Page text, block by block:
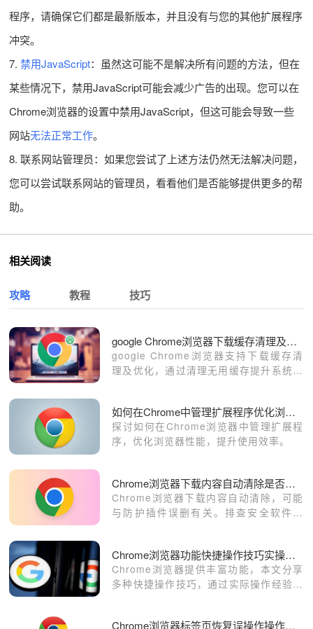
程序，请确保它们都是最新版本，并且没有与您的其他扩展程序
冲突。
7. 禁用JavaScript：虽然这可能不是解决所有问题的方法，但在
某些情况下，禁用JavaScript可能会减少广告的出现。您可以在
Chrome浏览器的设置中禁用JavaScript，但这可能会导致一些
网站无法正常工作。
8. 联系网站管理员：如果您尝试了上述方法仍然无法解决问题，
您可以尝试联系网站的管理员，看看他们是否能够提供更多的帮
助。
相关阅读
攻略 教程 技巧
google Chrome浏览器下载缓存清理及优化指南
google Chrome浏览器支持下载缓存清
理及优化，通过清理无用缓存提升系统运
体验。
如何在Chrome中管理扩展程序优化浏览器性能
探讨如何在Chrome浏览器中管理扩展程
序，优化浏览器性能，提升使用效率。
Chrome浏览器下载内容自动清除是否与防护插件有关
Chrome浏览器下载内容自动清除，可能
与防护插件误删有关。排查安全软件设
Chrome浏览器功能快捷操作技巧实操经验分享
Chrome浏览器提供丰富功能，本文分享
多种快捷操作技巧，通过实际操作经验帮
Chrome浏览器标签页恢复误操作操作指南